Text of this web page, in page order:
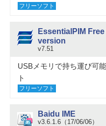
フリーソフト
EssentialPIM
version
v7.51
USBメモリで持ち運び可
ト
フリーソフト
Baidu IME
v3.6.1.6（17/06/06）